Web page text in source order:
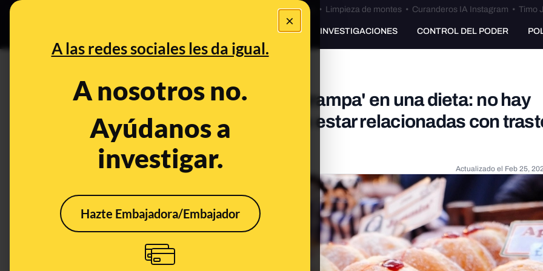
×
A las redes sociales les da igual.
A nosotros no.
Ayúdanos a
investigar.
Hazte Embajadora/Embajador
Bulos Ceuta • Limpieza de montes• Curanderos IA Instagram • Timo
PREBUNKING INVESTIGACIONES CONTROL DEL PODER
Qué sabemos sobre las 'comidas trampa' en una dieta: no hay
evidencias de su eficacia y pueden estar relacionadas con
del comportamiento alimentario
Feb 2, 2020, 3:36:00 PM Actualizado el Feb 25,